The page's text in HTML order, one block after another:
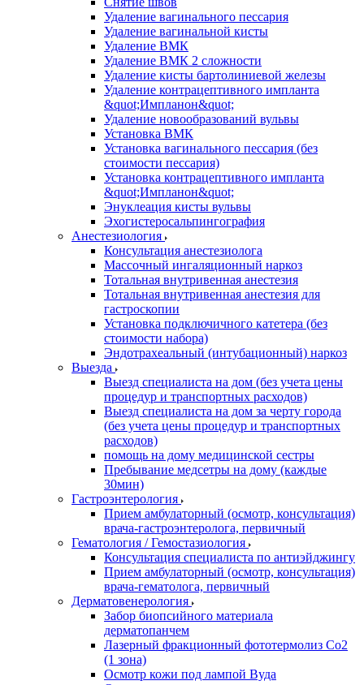
Удаление вагинального пессария
Удаление вагинальной кисты
Удаление ВМК
Удаление ВМК 2 сложности
Удаление кисты бартолиниевой железы
Удаление контрацептивного импланта
&quot;Импланон&quot;
Удаление новообразований вульвы
Установка ВМК
Установка вагинального пессария (без
стоимости пессария)
Установка контрацептивного импланта
&quot;Импланон&quot;
Энуклеация кисты вульвы
Эхогистеросальпингография
Анестезиология
Консультация анестезиолога
Массочный ингаляционный наркоз
Тотальная внутривенная анестезия
Тотальная внутривенная анестезия для
гастроскопии
Установка подключичного катетера (без
стоимости набора)
Эндотрахеальный (интубационный) наркоз
Выезда
Выезд специалиста на дом (без учета цены
процедур и транспортных расходов)
Выезд специалиста на дом за черту города
(без учета цены процедур и транспортных
расходов)
помощь на дому медицинской сестры
Пребывание медсетры на дому (каждые
30мин)
Гастроэнтерология
Прием амбулаторный (осмотр, консультация)
врача-гастроэнтеролога, первичный
Гематология / Гемостазиология
Консультация специалиста по антиэйджингу
Прием амбулаторный (осмотр, консультация)
врача-гематолога, первичный
Дерматовенерология
Забор биопсийного материала
дерматопанчем
Лазерный фракционный фототермолиз Со2
(1 зона)
Осмотр кожи под лампой Вуда